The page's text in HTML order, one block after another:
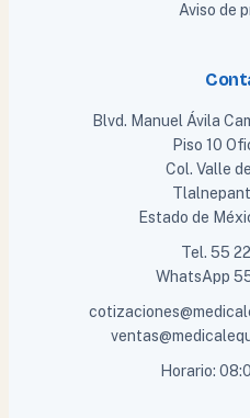
Aviso de
Blvd. Manuel Ávila
Piso 10
Col. Valle
Estado de
Tel. 55
WhatsApp
Horario: